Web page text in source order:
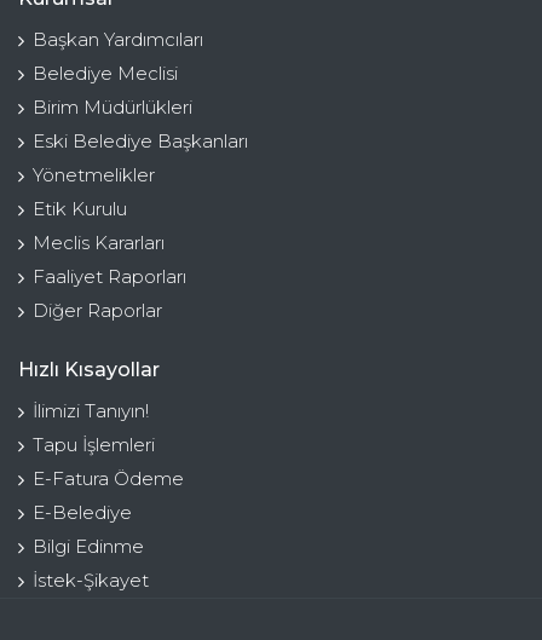
Başkan Yardımcıları
Belediye Meclisi
Birim Müdürlükleri
Eski Belediye Başkanları
Yönetmelikler
Etik Kurulu
Meclis Kararları
Faaliyet Raporları
Diğer Raporlar
Hızlı Kısayollar
İlimizi Tanıyın!
Tapu İşlemleri
E-Fatura Ödeme
E-Belediye
Bilgi Edinme
İstek-Şikayet